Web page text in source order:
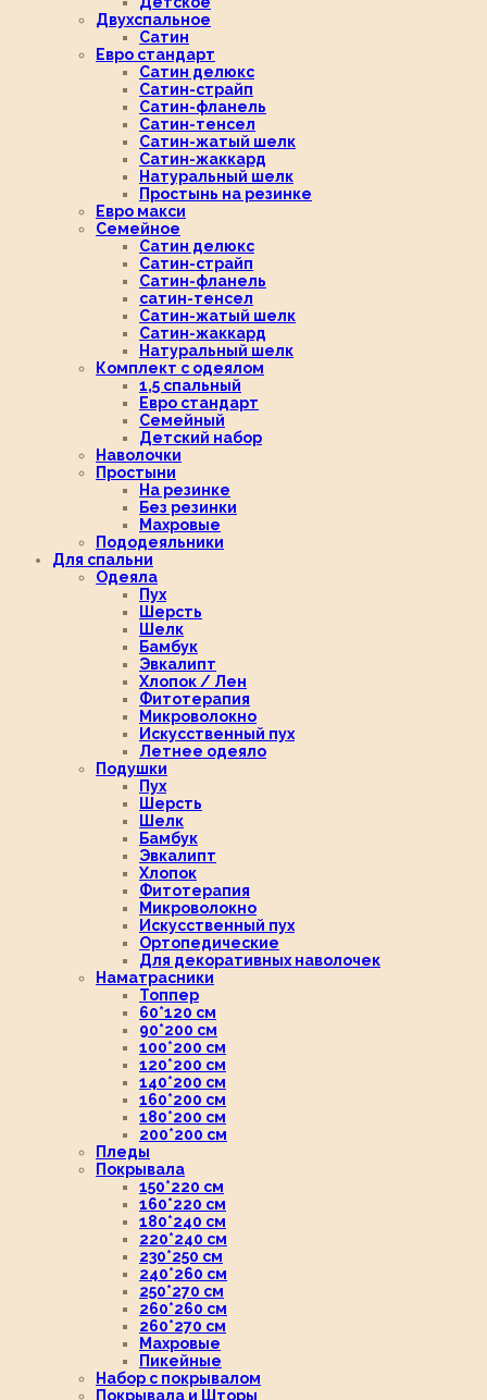
Двухспальное
Сатин
Евро стандарт
Сатин делюкс
Сатин-страйп
Сатин-фланель
Сатин-тенсел
Сатин-жатый шелк
Сатин-жаккард
Натуральный шелк
Простынь на резинке
Евро макси
Семейное
Сатин делюкс
Сатин-страйп
Сатин-фланель
сатин-тенсел
Сатин-жатый шелк
Сатин-жаккард
Натуральный шелк
Комплект с одеялом
1,5 спальный
Евро стандарт
Семейный
Детский набор
Наволочки
Простыни
На резинке
Без резинки
Махровые
Пододеяльники
Для спальни
Одеяла
Пух
Шерсть
Шелк
Бамбук
Эвкалипт
Хлопок / Лен
Фитотерапия
Микроволокно
Искусственный пух
Летнее одеяло
Подушки
Пух
Шерсть
Шелк
Бамбук
Эвкалипт
Хлопок
Фитотерапия
Микроволокно
Искусственный пух
Ортопедические
Для декоративных наволочек
Наматрасники
Топпер
60*120 см
90*200 см
100*200 см
120*200 см
140*200 см
160*200 см
180*200 см
200*200 см
Пледы
Покрывала
150*220 см
160*220 см
180*240 см
220*240 см
230*250 см
240*260 см
250*270 см
260*260 см
260*270 см
Махровые
Пикейные
Набор с покрывалом
Покрывала и Шторы